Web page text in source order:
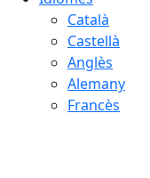
Català
Castellà
Anglès
Alemany
Francès